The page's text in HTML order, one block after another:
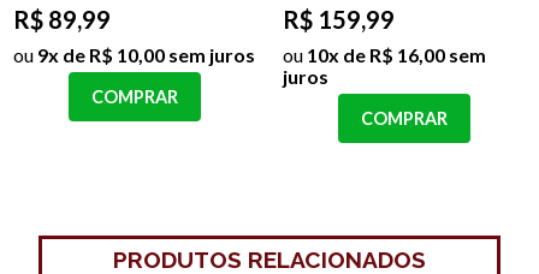
R$ 89,99
ou 9x de R$ 10,00 sem juros
COMPRAR
R$ 159,99
ou 10x de R$ 16,00 sem
juros
COMPRAR
PRODUTOS RELACIONADOS